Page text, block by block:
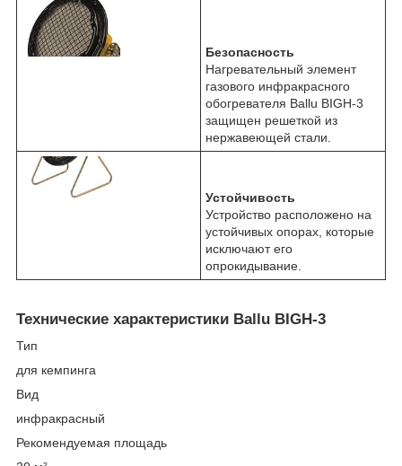
Безопасность
Нагревательный элемент
газового инфракрасного
обогревателя Ballu BIGH-3
защищен решеткой из
нержавеющей стали.
Устойчивость
Устройство расположено на
устойчивых опорах, которые
исключают его
опрокидывание.
Технические характеристики Ballu BIGH-3
Тип
для кемпинга
Вид
инфракрасный
Рекомендуемая площадь